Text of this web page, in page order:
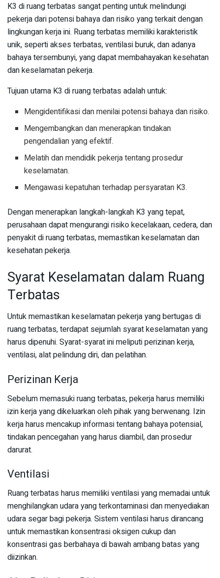
K3 di ruang terbatas sangat penting untuk melindungi
pekerja dari potensi bahaya dan risiko yang terkait dengan
lingkungan kerja ini. Ruang terbatas memiliki karakteristik
unik, seperti akses terbatas, ventilasi buruk, dan adanya
bahaya tersembunyi, yang dapat membahayakan kesehatan
dan keselamatan pekerja.
Tujuan utama K3 di ruang terbatas adalah untuk:
Mengidentifikasi dan menilai potensi bahaya dan risiko.
Mengembangkan dan menerapkan tindakan
pengendalian yang efektif.
Melatih dan mendidik pekerja tentang prosedur
keselamatan.
Mengawasi kepatuhan terhadap persyaratan K3.
Dengan menerapkan langkah-langkah K3 yang tepat,
perusahaan dapat mengurangi risiko kecelakaan, cedera, dan
penyakit di ruang terbatas, memastikan keselamatan dan
kesehatan pekerja.
Syarat Keselamatan dalam Ruang
Terbatas
Untuk memastikan keselamatan pekerja yang bertugas di
ruang terbatas, terdapat sejumlah syarat keselamatan yang
harus dipenuhi. Syarat-syarat ini meliputi perizinan kerja,
ventilasi, alat pelindung diri, dan pelatihan.
Perizinan Kerja
Sebelum memasuki ruang terbatas, pekerja harus memiliki
izin kerja yang dikeluarkan oleh pihak yang berwenang. Izin
kerja harus mencakup informasi tentang bahaya potensial,
tindakan pencegahan yang harus diambil, dan prosedur
darurat.
Ventilasi
Ruang terbatas harus memiliki ventilasi yang memadai untuk
menghilangkan udara yang terkontaminasi dan menyediakan
udara segar bagi pekerja. Sistem ventilasi harus dirancang
untuk memastikan konsentrasi oksigen cukup dan
konsentrasi gas berbahaya di bawah ambang batas yang
diizinkan.